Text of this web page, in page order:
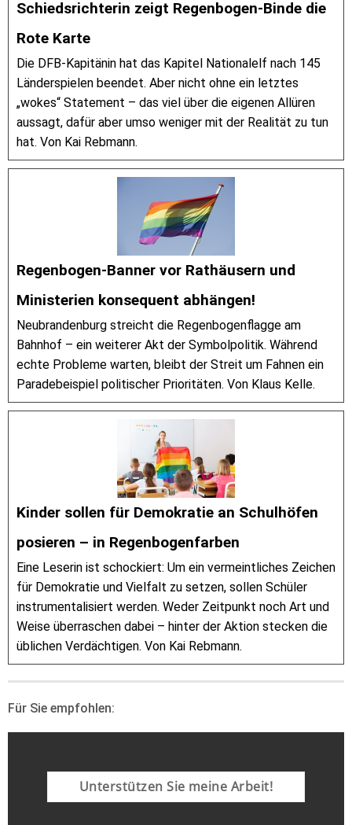
Schiedsrichterin zeigt Regenbogen-Binde die
Rote Karte
Die DFB-Kapitänin hat das Kapitel Nationalelf nach 145
Länderspielen beendet. Aber nicht ohne ein letztes
„wokes“ Statement – das viel über die eigenen Allüren
aussagt, dafür aber umso weniger mit der Realität zu tun
hat. Von Kai Rebmann.
Regenbogen-Banner vor Rathäusern und
Ministerien konsequent abhängen!
Neubrandenburg streicht die Regenbogenflagge am
Bahnhof – ein weiterer Akt der Symbolpolitik. Während
echte Probleme warten, bleibt der Streit um Fahnen ein
Paradebeispiel politischer Prioritäten. Von Klaus Kelle.
Kinder sollen für Demokratie an Schulhöfen
posieren – in Regenbogenfarben
Eine Leserin ist schockiert: Um ein vermeintliches Zeichen
für Demokratie und Vielfalt zu setzen, sollen Schüler
instrumentalisiert werden. Weder Zeitpunkt noch Art und
Weise überraschen dabei – hinter der Aktion stecken die
üblichen Verdächtigen. Von Kai Rebmann.
Für Sie empfohlen:
Unterstützen Sie meine Arbeit!